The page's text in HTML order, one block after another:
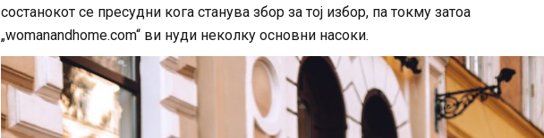
состанокот се пресудни кога станува збор за тој избор, па токму затоа
„womanandhome.com“ ви нуди неколку основни насоки.